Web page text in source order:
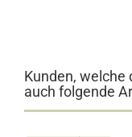
Kunden, welche
auch folgende